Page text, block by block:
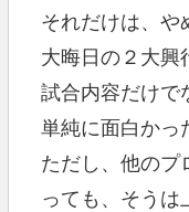
それだけは、や
大晦日の２大興
試合内容だけで
単純に面白かっ
ただし、他のプ
っても、そうは